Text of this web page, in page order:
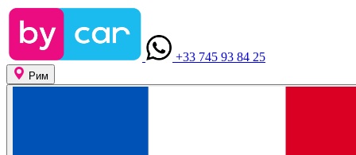
+33 745 93 84 25
Рим